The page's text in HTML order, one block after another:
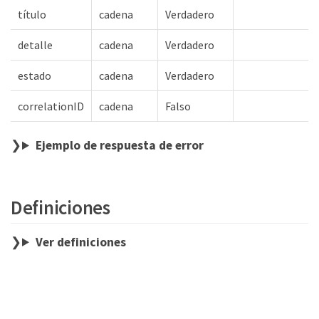
título cadena Verdadero
detalle cadena Verdadero
estado cadena Verdadero
correlationID cadena Falso
Ejemplo de respuesta de error
Definiciones
Ver definiciones